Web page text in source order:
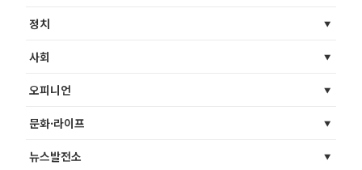
정치
사회
오피니언
문화·라이프
뉴스발전소